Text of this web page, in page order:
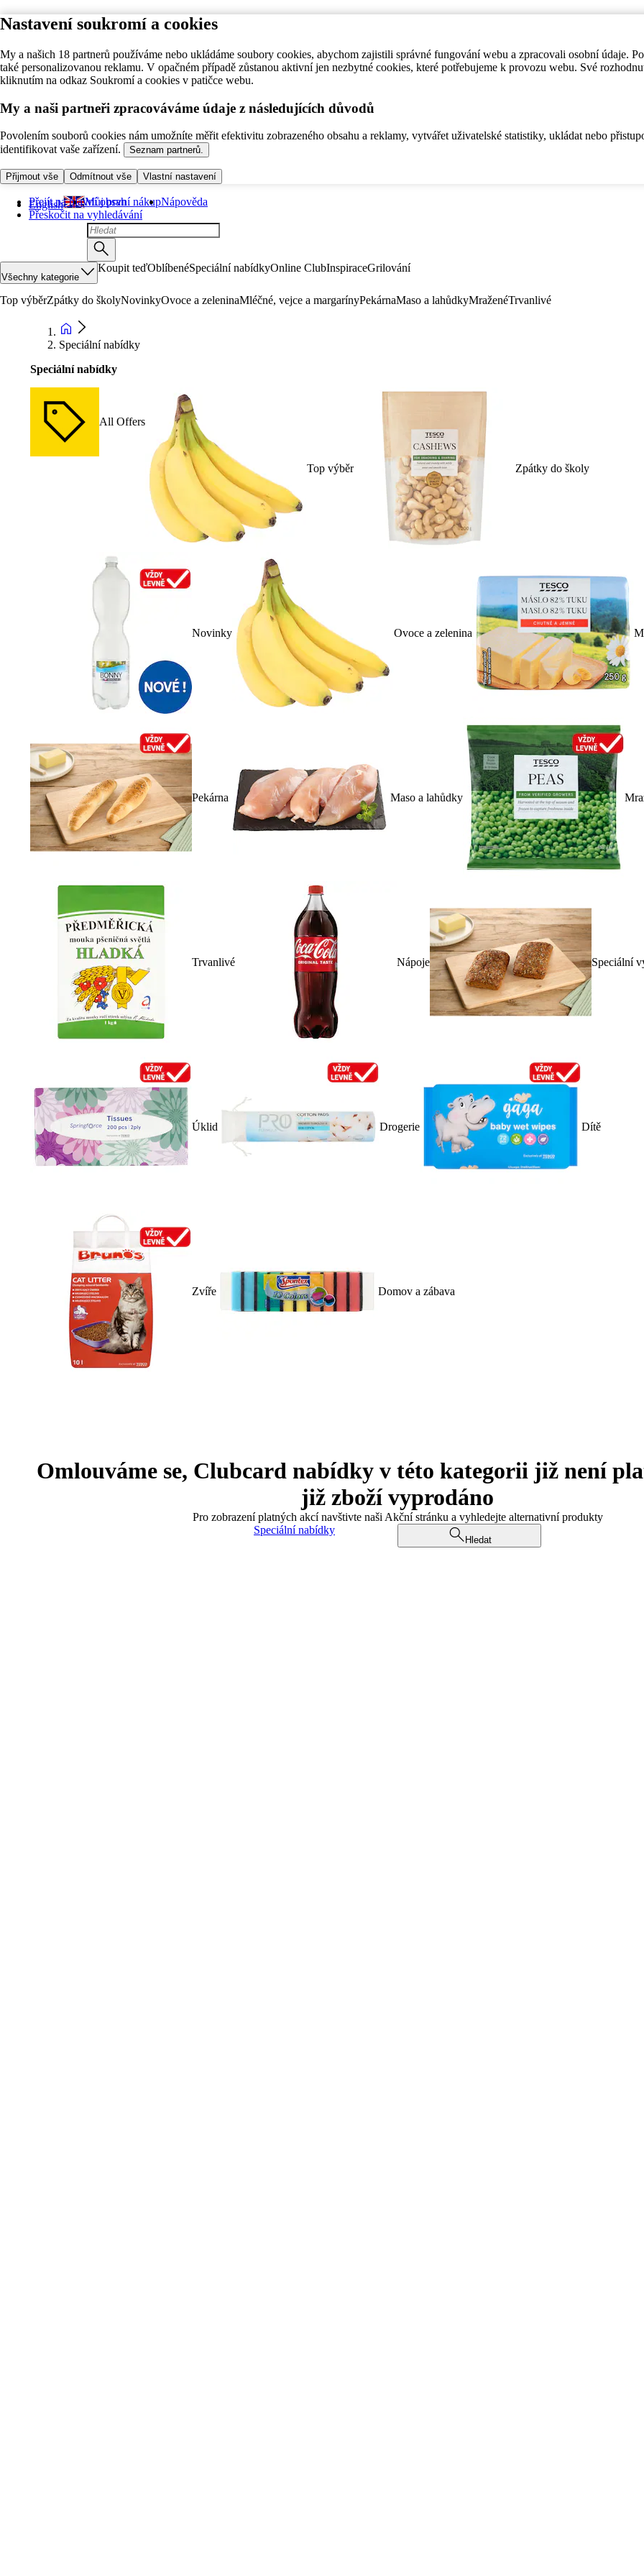
Nastavení soukromí a cookies
My a našich 18 partnerů používáme nebo ukládáme soubory cookies, abychom zajistili správné fungování webu a zpracovali osobní údaje.
také personalizovanou reklamu. V opačném případě zůstanou aktivní jen nezbytné cookies, které potřebujeme k provozu webu. Své
kliknutím na odkaz Soukromí a cookies v patičce webu.
My a naši partneři zpracováváme údaje z následujících důvodů
Povolením souborů cookies nám umožníte měřit efektivitu zobrazeného obsahu a reklamy, vytvářet uživatelské statistiky, ukládat nebo
identifikovat vaše zařízení.
Seznam partnerů.
Přijmout vše Odmítnout vše Vlastní nastavení
Přejít na hlavní obsah
Přeskočit na vyhledávání
English Můj první nákupNápověda
Všechny kategorie
Koupit teďOblíbenéSpeciální nabídkyOnline ClubInspiraceGrilování
Top výběrZpátky do školyNovinkyOvoce a zeleninaMléčné, vejce a margarínyPekárnaMaso a lahůdkyMraženéTrvanlivé
Speciální nabídky
Speciální nabídky
All Offers
Top výběr Zpátky do školy
Novinky Ovoce a zelenina
Pekárna Maso a lahůdky
Trvanlivé Nápoje Speciální
Úklid Drogerie Dítě
Zvíře Domov a zábava
Omlouváme se, Clubcard nabídky v této kategorii již není
již zboží vyprodáno
Pro zobrazení platných akcí navštivte naši Akční stránku a vyhledejte alternativní produkty
Speciální nabídky
Hledat